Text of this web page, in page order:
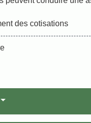
des cotisations